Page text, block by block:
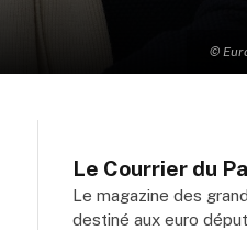
©
Le Courrier du
Le magazine des
destiné aux euro